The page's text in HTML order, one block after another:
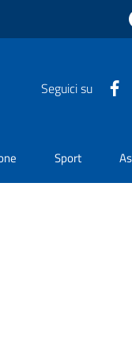
Seguici su
Sport